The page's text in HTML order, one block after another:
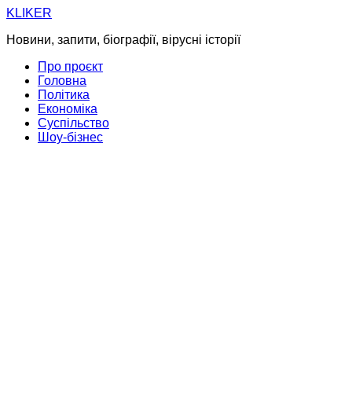
Skip
content
KLIKER
Новини, запити, біографії, вірусні історії
Про проєкт
Головна
Політика
Економіка
Суспільство
Шоу-бізнес